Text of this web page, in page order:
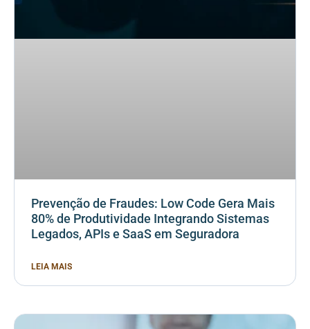
Prevenção de Fraudes: Low Code Gera Mais
80% de Produtividade Integrando Sistemas
Legados, APIs e SaaS em Seguradora
LEIA MAIS